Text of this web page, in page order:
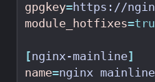
gpgkey=
module_hotfixes=
[nginx-mainline]
name=